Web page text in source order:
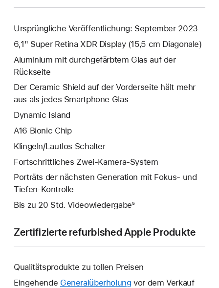
Ursprüngliche Veröffentlichung: September 2023
6,1" Super Retina XDR Display (15,5 cm Diagonale)
Aluminium mit durchgefärbtem Glas auf der
Rückseite
Der Ceramic Shield auf der Vorderseite hält mehr
aus als jedes Smartphone Glas
Dynamic Island
A16 Bionic Chip
Klingeln/Lautlos Schalter
Fortschrittliches Zwei‑Kamera‑System
Porträts der nächsten Generation mit Fokus- und
Tiefen‑Kontrolle
Bis zu 20 Std. Video­wiedergabe⁵
Zertifizierte refurbished Apple Produkte
Qualitätsprodukte zu tollen Preisen
Eingehende Generalüberholung vor dem Verkauf